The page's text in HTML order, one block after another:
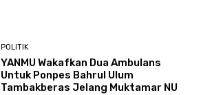
POLITIK
YANMU Wakafkan Dua Ambulans
Untuk Ponpes Bahrul Ulum
Tambakberas Jelang Muktamar NU